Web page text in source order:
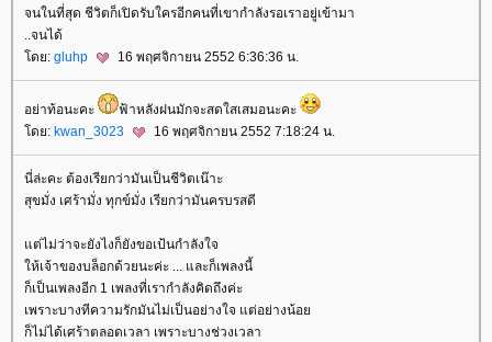
จนในที่สุด ชีวิตก็เปิดรับใครอีกคนที่เขากำลังรอเราอยู่เข้ามา
..จนได้
ดย: gluhp 16 พฤศจิกายน 2552 6:36:36 น.
อย่าท้อนะคะ
ฟ้าหลังฝนมักจะสดใสเสมอนะคะ
ดย: kwan_3023 16 พฤศจิกายน 2552 7:18:24 น.
นี่ล่ะคะ ต้องเรียกว่ามันเป็นชีวิตเน๊าะ
สุขมั่ง เศร้ามั่ง ทุกข์มั่ง เรียกว่ามันครบรสดี
ต่ไม่ว่าจะยังไงก็ยังขอเป้นกำลังใจ
ห้เจ้าของบล็อกด้วยนะค่ะ ... และก็เพลงนี้
ก็เป็นเพลงอีก 1 เพลงที่เรากำลังคิดถึงค่ะ
เพราะบางทีความรักมันไม่เป็นอย่างใจ แต่อย่างน้อ
ก็ไม่ได้เศร้าตลอดเวลา เพราะบางช่วงเวลา